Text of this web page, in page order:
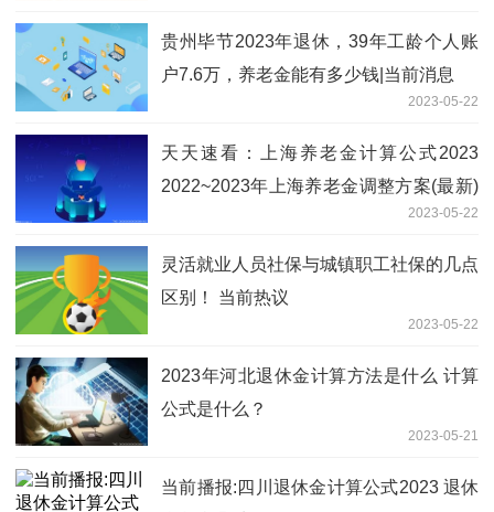
贵州毕节2023年退休，39年工龄个人账
户7.6万，养老金能有多少钱|当前消息
2023-05-22
天天速看：上海养老金计算公式2023
2022~2023年上海养老金调整方案(最新)
2023-05-22
灵活就业人员社保与城镇职工社保的几点
区别！ 当前热议
2023-05-22
2023年河北退休金计算方法是什么 计算
公式是什么？
2023-05-21
当前播报:四川退休金计算公式2023 退休